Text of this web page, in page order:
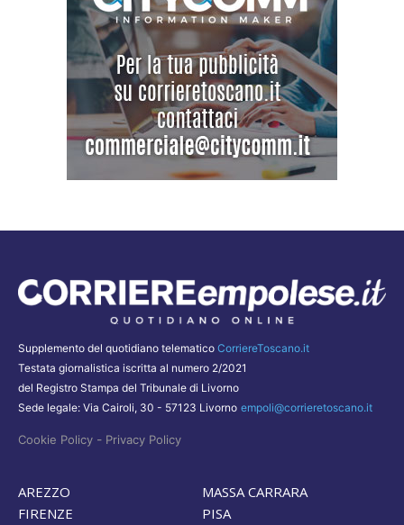
Supplemento del quotidiano telematico CorriereToscano.it
Testata giornalistica iscritta al numero 2/2021
del Registro Stampa del Tribunale di Livorno
Sede legale: Via Cairoli, 30 - 57123 Livorno empoli@corrieretoscano.it
Cookie Policy - Privacy Policy
AREZZO
FIRENZE
MASSA CARRARA
PISA